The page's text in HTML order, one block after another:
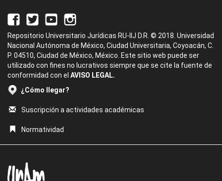
Repositorio Universitario Jurídicas RU-IIJ D.R. © 2018. Universidad
Nacional Autónoma de México, Ciudad Universitaria, Coyoacán, C.
P. 04510, Ciudad de México, México. Este sitio web puede ser
utilizado con fines no lucrativos siempre que se cite la fuente de
conformidad con el AVISO LEGAL.
¿Cómo llegar?
Suscripción a actividades académicas
Normatividad